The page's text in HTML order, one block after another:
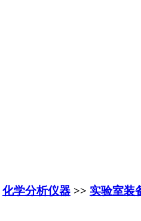
化学分析仪器 >> 实验室装